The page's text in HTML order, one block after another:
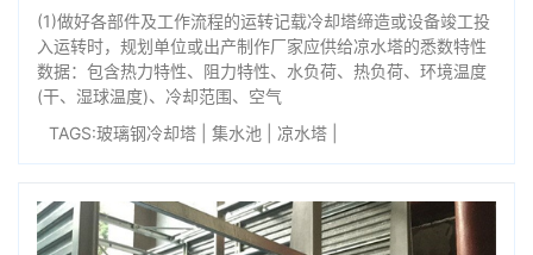
(1)做好各部件及工作流程的运转记载冷却塔缔造或设备竣工投
入运转时，规划单位或出产制作厂家应供给凉水塔的悉数特性
数据：包含热力特性、阻力特性、水负荷、热负荷、环境温度
(干、湿球温度)、冷却范围、空气
TAGS:玻璃钢冷却塔 集水池 凉水塔